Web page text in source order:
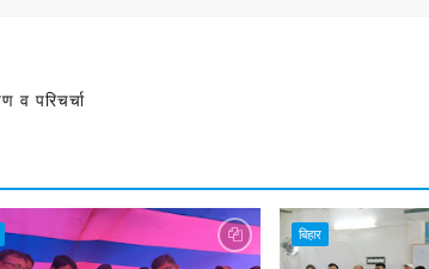
व परिचर्चा
बिहार